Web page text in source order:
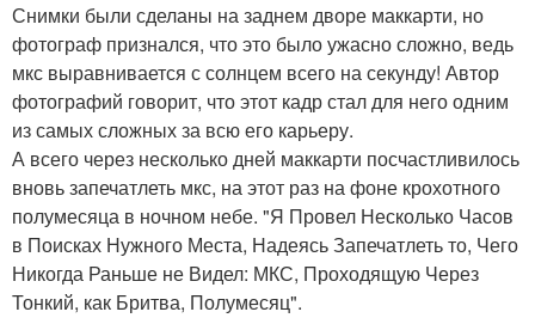
Снимки были сделаны на заднем дворе маккарти, но
фотограф признался, что это было ужасно сложно, ведь
мкс выравнивается с солнцем всего на секунду! Автор
фотографий говорит, что этот кадр стал для него одним
из самых сложных за всю его карьеру.
А всего через несколько дней маккарти посчастливилось
вновь запечатлеть мкс, на этот раз на фоне крохотного
полумесяца в ночном небе. "Я Провел Несколько Часов
в Поисках Нужного Места, Надеясь Запечатлеть то, Чего
Никогда Раньше не Видел: МКС, Проходящую Через
Тонкий, как Бритва, Полумесяц".